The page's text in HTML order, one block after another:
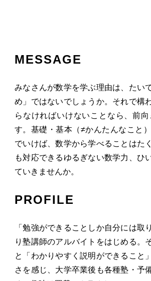
MESSAGE
みなさんが数学を学ぶ理由は、たい
め」ではないでしょうか。それで構
らなければいけないことなら、前
す。基礎・基本（≠かんたんなこと
でいけば、数学から学べることはた
も対応できるゆるぎない数学力、ひ
ていきませんか。
PROFILE
「勉強ができることしか自分には取
り塾講師のアルバイトをはじめる。
と「わかりやすく説明ができること
さを感じ、大学卒業後も各種塾・予